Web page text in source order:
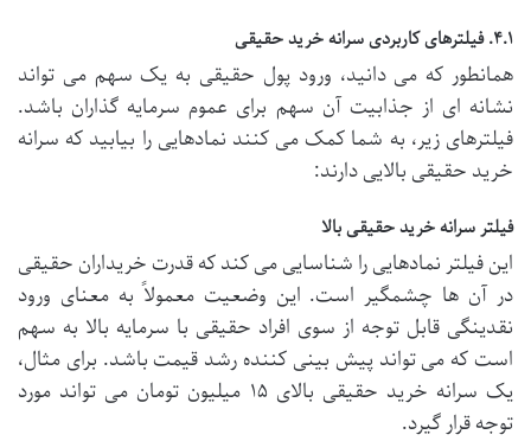
۴.۱. فیلترهای کاربردی سرانه خرید حقیقی
همانطور که می دانید، ورود پول حقیقی به یک سهم می تواند
نشانه ای از جذابیت آن سهم برای عموم سرمایه گذاران باشد.
فیلترهای زیر، به شما کمک می کنند نمادهایی را بیابید که سرانه
خرید حقیقی بالایی دارند:
فیلتر سرانه خرید حقیقی بالا
این فیلتر نمادهایی را شناسایی می کند که قدرت خریداران حقیقی
در آن ها چشمگیر است. این وضعیت معمولاً به معنای ورود
نقدینگی قابل توجه از سوی افراد حقیقی با سرمایه بالا به سهم
است که می تواند پیش بینی کننده رشد قیمت باشد. برای مثال،
یک سرانه خرید حقیقی بالای ۱۵ میلیون تومان می تواند مورد
توجه قرار گیرد.